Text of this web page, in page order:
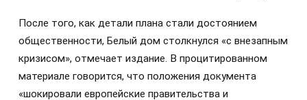
После того, как детали плана стали достоянием
общественности, Белый дом столкнулся «с внезапным
кризисом», отмечает издание. В процитированном
материале говорится, что положения документа
«шокировали европейские правительства и